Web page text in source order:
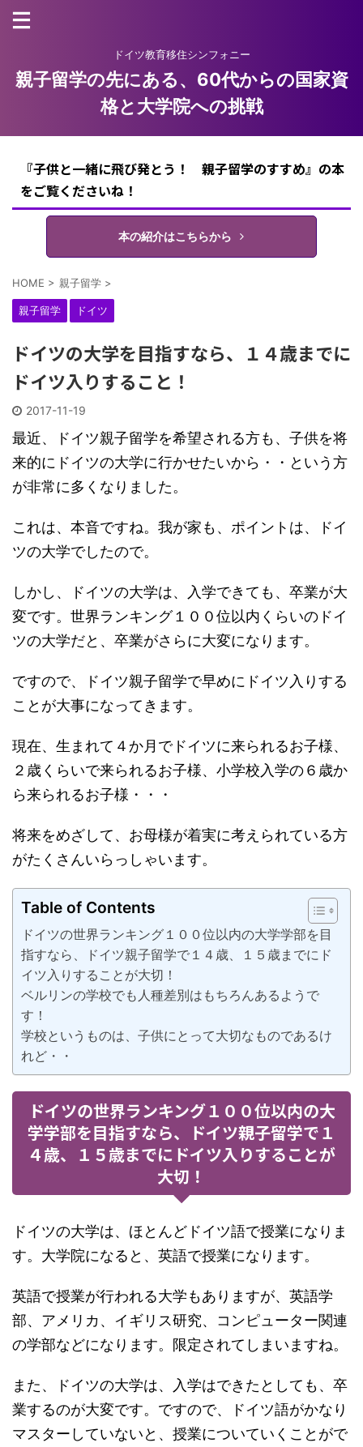
ドイツ教育移住シンフォニー
親子留学の先にある、60代からの国家資
格と大学院への挑戦
『子供と一緒に飛び発とう！ 親子留学のすすめ』の本
をご覧くださいね！
本の紹介はこちらから
HOME > 親子留学 >
親子留学 ドイツ
ドイツの大学を目指すなら、１４歳までに
ドイツ入りすること！
2017-11-19
最近、ドイツ親子留学を希望される方も、子供を将
来的にドイツの大学に行かせたいから・・という方
が非常に多くなりました。
これは、本音ですね。我が家も、ポイントは、ドイ
ツの大学でしたので。
しかし、ドイツの大学は、入学できても、卒業が大
変です。世界ランキング１００位以内くらいのドイ
ツの大学だと、卒業がさらに大変になります。
ですので、ドイツ親子留学で早めにドイツ入りする
ことが大事になってきます。
現在、生まれて４か月でドイツに来られるお子様、
２歳くらいで来られるお子様、小学校入学の６歳か
ら来られるお子様・・・
将来をめざして、お母様が着実に考えられている方
がたくさんいらっしゃいます。
Table of Contents
ドイツの世界ランキング１００位以内の大学学部を目
指すなら、ドイツ親子留学で１４歳、１５歳までにド
イツ入りすることが大切！
ベルリンの学校でも人種差別はもちろんあるようで
す！
学校というものは、子供にとって大切なものであるけ
れど・・
ドイツの世界ランキング１００位以内の大
学学部を目指すなら、ドイツ親子留学で１
４歳、１５歳までにドイツ入りすることが
大切！
ドイツの大学は、ほとんどドイツ語で授業になりま
す。大学院になると、英語で授業になります。
英語で授業が行われる大学もありますが、英語学
部、アメリカ、イギリス研究、コンピューター関連
の学部などになります。限定されてしまいますね。
また、ドイツの大学は、入学はできたとしても、卒
業するのが大変です。ですので、ドイツ語がかなり
マスターしていないと、授業についていくことがで